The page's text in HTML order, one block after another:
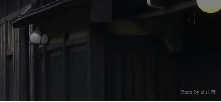
Photo by 高山市